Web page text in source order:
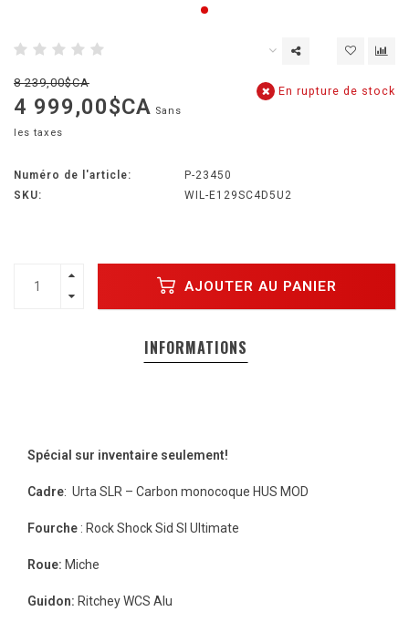
8 239,00$CA
4 999,00$CA Sans
les taxes
En rupture de stock
Numéro de l'article:
P-23450
SKU:
WIL-E129SC4D5U2
AJOUTER AU PANIER
INFORMATIONS
Spécial sur inventaire seulement!
Cadre: Urta SLR – Carbon monocoque HUS MOD
Fourche : Rock Shock Sid Sl Ultimate
Roue: Miche
Guidon: Ritchey WCS Alu